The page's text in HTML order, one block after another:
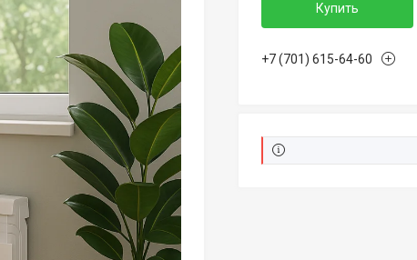
Купить
+7 (701) 615-64-60